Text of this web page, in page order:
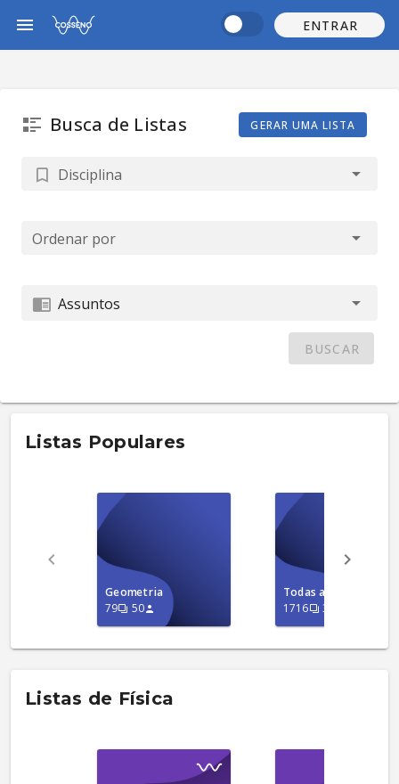
ENTRAR
Busca de Listas GERAR UMA LISTA
Disciplina
Ordenar por
Assuntos
BUSCAR
Listas Populares
Geometria
79
50
Todas as Questões
1716
35
Listas de Física